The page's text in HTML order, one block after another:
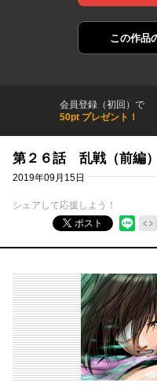
この作品
会員登録（初回）で
50pt プレゼント！
第２６話 乱戦（前編）
2019年09月15日
シェアして応援しよう！
ポスト